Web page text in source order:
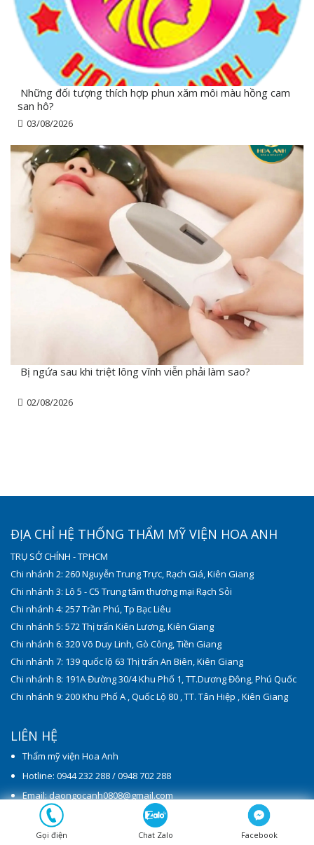
Những đối tượng thích hợp phun xăm môi màu hồng cam
san hô?
03/08/2026
Bị ngứa sau khi triệt lông vĩnh viễn phải làm sao?
02/08/2026
ĐỊA CHỈ HỆ THỐNG THẨM MỸ VIỆN HOA ANH
TRỤ SỞ CHÍNH - TPHCM
Chi nhánh 2: 260 Nguyễn Trung Trực, Rạch Giá, Kiên Giang
Chi nhánh 3: Lô 5 - C5 Trung tâm thương mại Rạch Sỏi
Chi nhánh 4: 257 Trần Phú, Tp Bạc Liêu
Chi nhánh 5: 572 Thị trấn Kiên Lương, Kiên Giang
Chi nhánh 6: 320 Võ Duy Linh, Gò Công, Tiền Giang
Chi nhánh 7: 139 quốc lộ 63 Thị trấn An Biên, Kiên Giang
Chi nhánh 8: 191A Đường 30/4 Khu Phố 1, TT.Dương Đông, Phú Quốc
Chi nhánh 9: 200 Khu Phố A , Quốc Lộ 80 , TT. Tân Hiệp , Kiên Giang
LIÊN HỆ
Thẩm mỹ viện Hoa Anh
Hotline: 0944 232 288 / 0948 702 288
Email: daongocanh0808@gmail.com
ĐĂNG KÝ NHẬN TIN KHUYẾN MÃI
Gọi điện Chat Zalo Facebook